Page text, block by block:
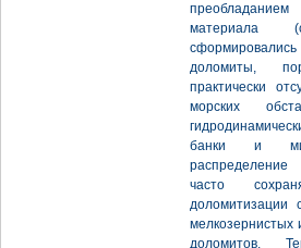
преобладанием
материала
доломиты,
практически
морских
банки и
часто
доломитизации
мелкозернистых
доломитов.